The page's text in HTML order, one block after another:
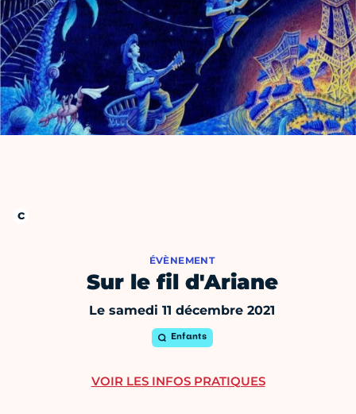
ÉVÈNEMENT
Sur le fil d'Ariane
Le samedi 11 décembre 2021
Enfants
VOIR LES INFOS PRATIQUES